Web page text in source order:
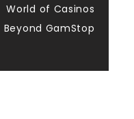
World of Casinos
Beyond GamStop